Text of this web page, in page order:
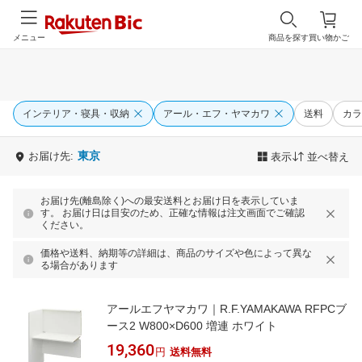
買い物かご
商品を探す
メニュー
インテリア・寝具・収納 アール・エフ・ヤマカワ 送料 カ
お届け先: 東京 表示 並べ替え
お届け先(離島除く)への最安送料とお届け日を表示していま
す。 お届け日は目安のため、正確な情報は注文画面でご確認
ください。
価格や送料、納期等の詳細は、商品のサイズや色によって異な
る場合があります
アールエフヤマカワ｜R.F.YAMAKAWA RFPCブ
ース2 W800×D600 増連 ホワイト
19,360 円 送料無料